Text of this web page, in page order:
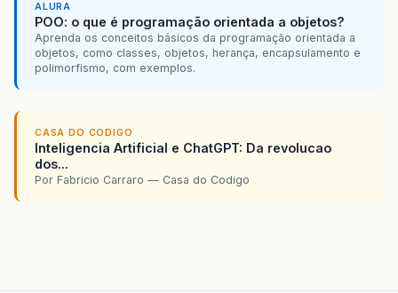
ALURA
POO: o que é programação orientada a objetos?
Aprenda os conceitos básicos da programação orientada a
objetos, como classes, objetos, herança, encapsulamento e
polimorfismo, com exemplos.
CASA DO CODIGO
Inteligencia Artificial e ChatGPT: Da revolucao
dos...
Por Fabricio Carraro — Casa do Codigo